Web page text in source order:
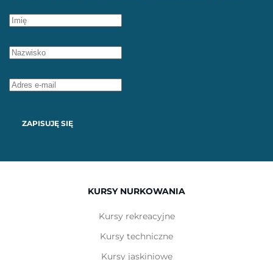
ZAPISUJĘ SIĘ
KURSY NURKOWANIA
Kursy rekreacyjne
Kursy techniczne
Kursy jaskiniowe